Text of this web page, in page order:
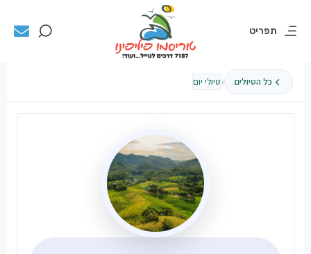
תפריט
כל הטיולים ›טיולי יום